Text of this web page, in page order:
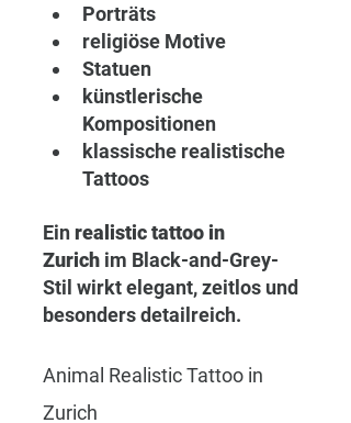
Porträts
religiöse Motive
Statuen
künstlerische
Kompositionen
klassische realistische
Tattoos
Ein realistic tattoo in
Zurich im Black-and-Grey-
Stil wirkt elegant, zeitlos und
besonders detailreich.
Animal Realistic Tattoo in
Zurich